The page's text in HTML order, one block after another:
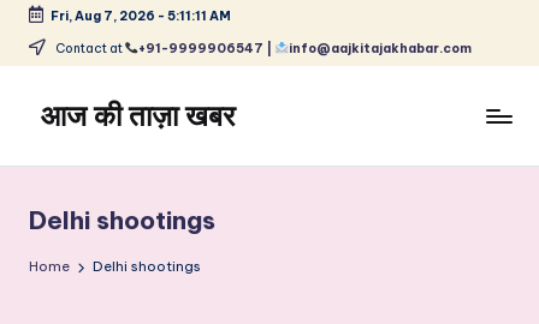
Skip
content
Fri, Aug 7, 2026 - 5:11:11 AM
Contact at +91-9999906547 | info@aajkitajakhabar.com
आज की ताज़ा खबर
ताज़ा
समाचार
–
Delhi shootings
Home Delhi shootings